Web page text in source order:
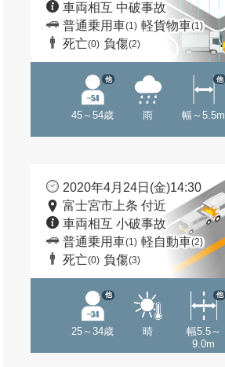
車両相互 中破事故
普通乗用車(1) 軽貨物車(1)
死亡(0) 負傷(2)
45～54歳
他
雨 幅～5.5m
他
2020年4月24日(金)14:30
富士宮市上条 付近
車両相互 小破事故
普通乗用車(1) 軽自動車(2)
死亡(0) 負傷(3)
25～34歳
他
晴
幅5.5～
9.0m
他